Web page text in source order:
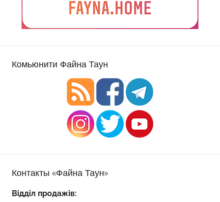
Комьюнити Файна Таун
Контакты «Файна Таун»
Відділ продажів: